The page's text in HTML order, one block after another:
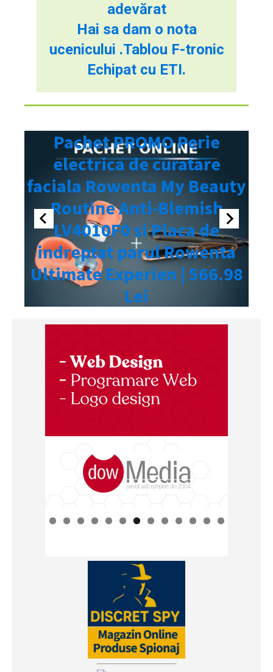
adevărat
Hai sa dam o nota
ucenicului .Tablou F-tronic
Echipat cu ETI.